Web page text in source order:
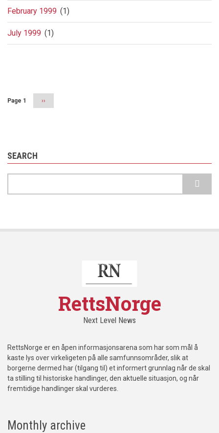
February 1999 (1)
July 1999 (1)
Page 1
Next
››
SEARCH
RettsNorge
Next Level News
RettsNorge er en åpen informasjonsarena som har som mål å
kaste lys over virkeligeten på alle samfunnsområder, slik at
borgerne dermed har (tilgang til) et informert grunnlag når de skal
ta stilling til historiske handlinger, den aktuelle situasjon, og når
fremtidige handlinger skal vurderes.
Monthly archive